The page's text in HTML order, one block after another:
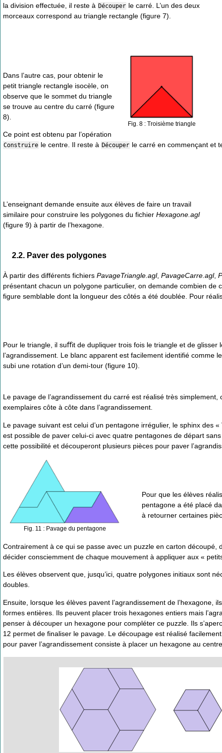
la division effectuée, il reste à Découper le carré. L’un des deux
morceaux correspond au triangle rectangle (figure 7).
Fig. 8 : Troisième triangle
Dans l’autre cas, pour obtenir le
petit triangle rectangle isocèle, on
observe que le sommet du triangle
se trouve au centre du carré (figure
8).
Ce point est obtenu par l’opération
Construire le centre. Il reste à Découper le carré en commençant et
L’enseignant demande ensuite aux élèves de faire un travail
similaire pour construire les polygones du fichier Hexagone.agl
(figure 9) à partir de l’hexagone.
2.2. Paver des polygones
À partir des différents fichiers PavageTriangle.agl, PavageCarre.agl,
présentant chacun un polygone particulier, on demande combien
figure semblable dont la longueur des côtés a été doublée. Pour
Pour le triangle, il suﬀit de dupliquer trois fois le triangle et de glisser
l’agrandissement. Le blanc apparent est facilement identifié comme
subi une rotation d’un demi-tour (figure 10).
Le pavage de l’agrandissement du carré est réalisé très
exemplaires côte à côte dans l’agrandissement.
Le pavage suivant est celui d’un pentagone irrégulier, le sphinx des
est possible de paver celui-ci avec quatre pentagones de départ
cette possibilité et découperont plusieurs pièces pour paver
Fig. 11 : Pavage du pentagone
Pour que les élèves
pentagone a été placé
à retourner certaines
Contrairement à ce qui se passe avec un puzzle en carton
décider consciemment de chaque mouvement à appliquer aux «
Les élèves observent que, jusqu’ici, quatre polygones initiaux sont
doubles.
Ensuite, lorsque les élèves pavent l’agrandissement de l’hexagone,
formes entières. Ils peuvent placer trois hexagones entiers mais
penser à découper un hexagone pour compléter ce puzzle. Ils
12 permet de finaliser le pavage. Le découpage est réalisé
pour paver l’agrandissement consiste à placer un hexagone au